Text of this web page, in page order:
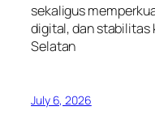
sekaligus
digital, dan stabilitas
Selatan
July 6, 2026